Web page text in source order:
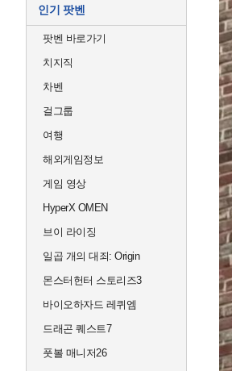
인기 팟벤
팟벤 바로가기
치지직
차벤
걸그룹
여행
해외게임정보
게임 영상
HyperX OMEN
브이 라이징
일곱 개의 대죄: Origin
몬스터헌터 스토리즈3
바이오하자드 레퀴엠
드래곤 퀘스트7
풋볼 매니저26